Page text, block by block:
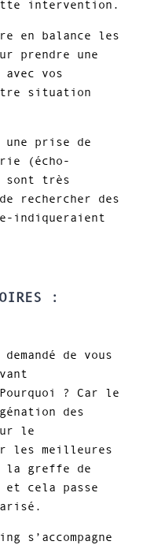
intervention.
en balance les
prendre une
vos
situation
prise de
(écho-
sont très
rechercher des
indiqueraient
:
de vous
? Car le
des
le
meilleures
la greffe de
et cela passe